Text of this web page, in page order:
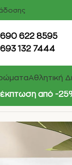
622 8595
132 7444
Αθλητική
έκπτωση από -